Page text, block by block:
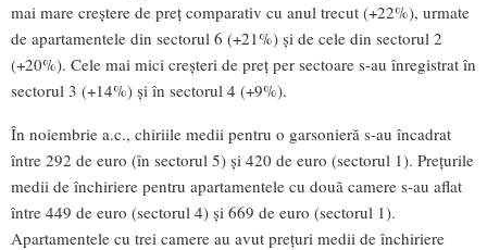
mai mare creștere de preț comparativ cu anul trecut (+22%), urmate
de apartamentele din sectorul 6 (+21%) și de cele din sectorul 2
(+20%). Cele mai mici creșteri de preț per sectoare s-au înregistrat în
sectorul 3 (+14%) și în sectorul 4 (+9%).
În noiembrie a.c., chiriile medii pentru o garsonieră s-au încadrat
între 292 de euro (în sectorul 5) și 420 de euro (sectorul 1). Prețurile
medii de închiriere pentru apartamentele cu două camere s-au aflat
între 449 de euro (sectorul 4) și 669 de euro (sectorul 1).
Apartamentele cu trei camere au avut prețuri medii de închiriere